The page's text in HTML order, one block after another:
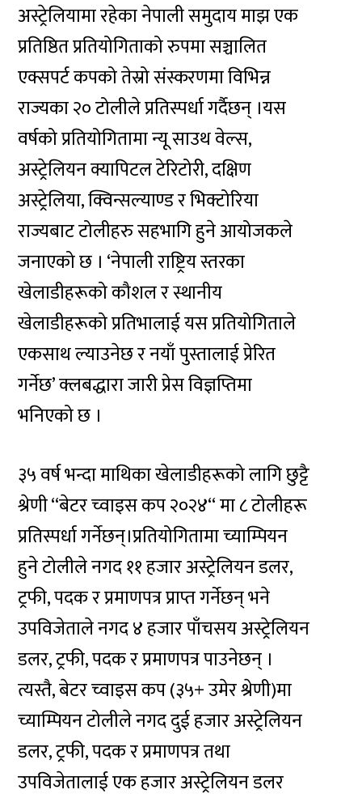
अस्ट्रेलियामा रहेका नेपाली समुदाय माझ एक
प्रतिष्ठित प्रतियोगिताको रुपमा सञ्चालित
एक्सपर्ट कपको तेस्रो संस्करणमा विभिन्न
राज्यका २० टोलीले प्रतिस्पर्धा गर्दैछन् ।यस
वर्षको प्रतियोगितामा न्यू साउथ वेल्स,
अस्ट्रेलियन क्यापिटल टेरिटोरी, दक्षिण
अस्ट्रेलिया, क्विन्सल्याण्ड र भिक्टोरिया
राज्यबाट टोलीहरु सहभागि हुने आयोजकले
जनाएको छ । ‘नेपाली राष्ट्रिय स्तरका
खेलाडीहरूको कौशल र स्थानीय
खेलाडीहरूको प्रतिभालाई यस प्रतियोगिताले
एकसाथ ल्याउनेछ र नयाँ पुस्तालाई प्रेरित
गर्नेछ’ क्लबद्धारा जारी प्रेस विज्ञप्तिमा
भनिएको छ ।
३५ वर्ष भन्दा माथिका खेलाडीहरूको लागि छुट्टै
श्रेणी “बेटर च्वाइस कप २०२४“ मा ८ टोलीहरू
प्रतिस्पर्धा गर्नेछन्।प्रतियोगितामा च्याम्पियन
हुने टोलीले नगद ११ हजार अस्ट्रेलियन डलर,
ट्रफी, पदक र प्रमाणपत्र प्राप्त गर्नेछन् भने
उपविजेताले नगद ४ हजार पाँचसय अस्ट्रेलियन
डलर, ट्रफी, पदक र प्रमाणपत्र पाउनेछन् ।
त्यस्तै, बेटर च्वाइस कप (३५+ उमेर श्रेणी)मा
च्याम्पियन टोलीले नगद दुई हजार अस्ट्रेलियन
डलर, ट्रफी, पदक र प्रमाणपत्र तथा
उपविजेतालाई एक हजार अस्ट्रेलियन डलर